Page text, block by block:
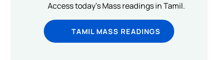
Access today's Mass readings in Tamil.
TAMIL MASS READINGS